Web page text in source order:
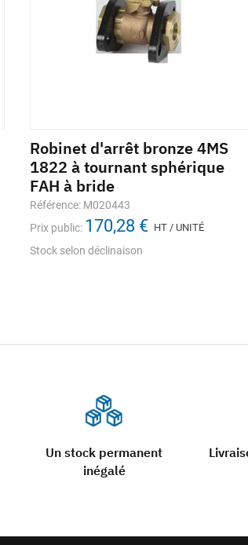
Un stock permanent
inégalé
Robinet d'arrêt bronze 4MS
1822 à tournant sphérique
FAH à bride
Référence: M020443
Prix public: 170,28 € HT / UNITÉ
Stock selon déclinaison